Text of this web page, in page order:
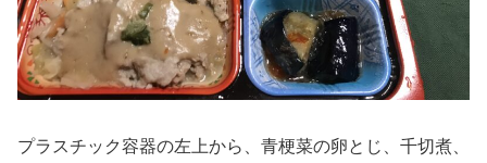
プラスチック容器の左上から、青梗菜の卵とじ、千切煮、